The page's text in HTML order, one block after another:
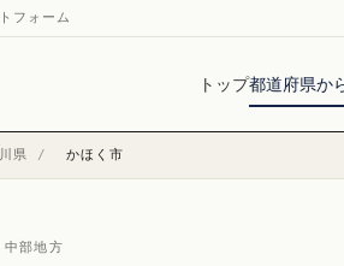
フォーム
トップ都道府県か
県 / かほく市
部地方